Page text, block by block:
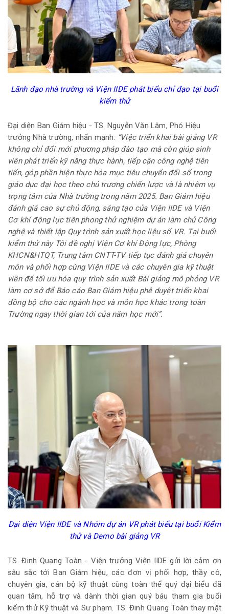
Lãnh đạo nhà trường và Viện IIDE phát biểu chỉ đạo tại buổi
kiểm thử
Đại diện Ban Giám hiệu - TS. Nguyễn Văn Lâm, Phó Hiệu
trưởng Nhà trường, nhấn mạnh: “Việc triển khai bài giảng VR
không chỉ đổi mới phương pháp đào tạo mà còn giúp sinh
viên phát triển kỹ năng thực hành, tiếp cận công nghệ tiên
tiến, góp phần hiện thực hóa mục tiêu chuyển đổi số trong
giáo dục đại học theo chủ trương chiến lược và là nhiệm vụ
trọng tâm của Nhà trường trong năm 2025. Ban Giám hiệu
đánh giá cao sự chủ động, sáng tạo của Viện IIDE và Viện
Cơ khí động lực tiên phong thử nghiệm dự án làm chủ Công
nghệ và thiết lập Quy trình sản xuất học liệu số VR. Tại buổi
kiểm thử này Tôi đề nghị Viện Cơ khí Động lực, Phòng
KHCN&HTQT, Trung tâm CNTT-TV tiếp tục đánh giá chuyên
môn và phối hợp cùng Viện IIDE và các chuyên gia kỹ thuật
viên để tối ưu hóa quy trình sản xuất Bài giảng mô phỏng VR
làm cơ sở để Báo cáo Ban Giám hiệu phê duyệt triển khai
đồng bộ cho các ngành học và môn học khác trong toàn
Trường ngay thời gian tới của năm học mới”.
Đại diện Viện IIDE và Nhóm dự án VR phát biểu tại buổi Kiểm
thử và Demo bài giảng VR
TS. Đinh Quang Toàn - Viện trưởng Viện IIDE gửi lời cảm ơn
sâu sắc tới Ban Giám hiệu, các đơn vị phối hợp, thầy cô,
chuyên gia, cán bộ kỹ thuật cùng toàn thể quý đại biểu đã
quan tâm, hỗ trợ và dành thời gian quý báu tham gia buổi
kiểm thử Kỹ thuật và Sư phạm. TS. Đinh Quang Toàn thay mặt